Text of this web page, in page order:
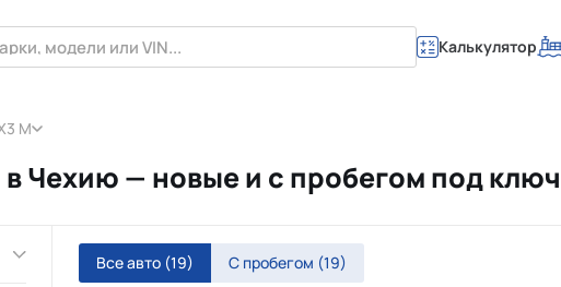
Калькулятор
M
в Чехию — новые и с пробегом под ключ
Все авто (19) С пробегом (19)